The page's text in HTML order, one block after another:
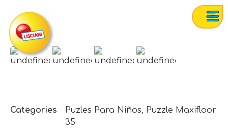
Categories Puzles Para Niños, Puzzle Maxifloor
35